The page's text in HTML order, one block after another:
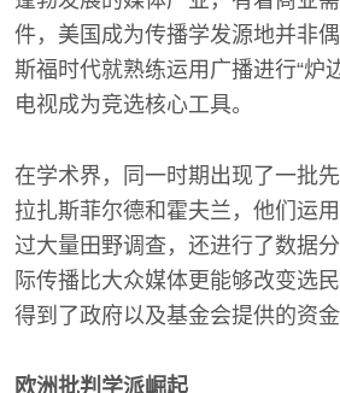
件，美国成为传播学发源地并非
斯福时代就熟练运用广播进行“炉
电视成为竞选核心工具。
在学术界，同一时期出现了一批
拉扎斯菲尔德和霍夫兰，他们运
过大量田野调查，还进行了数据
际传播比大众媒体更能够改变选
得到了政府以及基金会提供的资金
欧洲批判学派崛起